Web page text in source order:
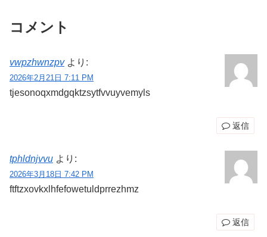
コメント
vwpzhwnzpv より:
2026年2月21日 7:11 PM
tjesonoqxmdgqktzsytfvvuyvemyls
返信
tphldnjvvu より:
2026年3月18日 7:42 PM
ftftzxovkxlhfefowetuldprrezhmz
返信